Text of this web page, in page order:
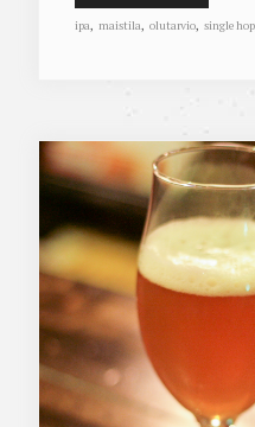
ipa, maistila, olutarvio, single hop